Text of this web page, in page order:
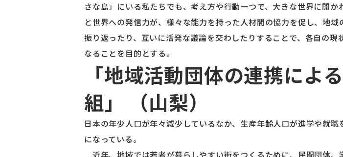
さな島」にいる私たちでも、考え方や行動一つで、大きな世界に開
と世界への発信力が、様々な能力を持った人材間の協力を促し、地
振り返ったり、互いに活発な議論を交わしたりすることで、各自の
なることを目的とする。
「地域活動団体の連携によ
組」 （山梨）
日本の年少人口が年々減少しているなか、生産年齢人口が進学や就
になっている。
近年、地域では若者が暮らしやすい街をつくるために、民間団体